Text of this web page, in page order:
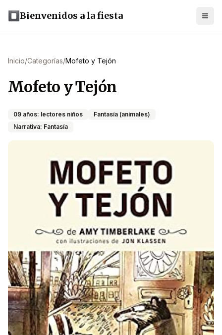
Bienvenidos a la fiesta
Inicio/Categorías/Mofeto y Tejón
Mofeto y Tejón
09 años: lectores niños
Fantasía (animales)
Narrativa: Fantasía